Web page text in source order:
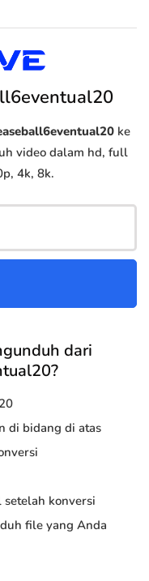
ke
video dalam hd, full
4k, 8k.
dari
di bidang di atas
konversi
file yang Anda